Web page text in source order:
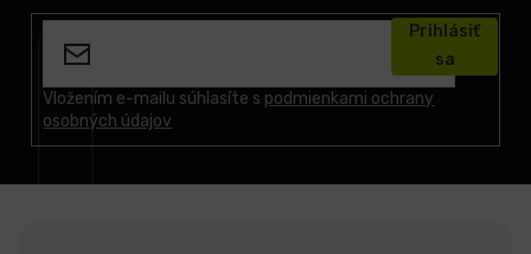
Vložením e-mailu súhlasíte s podmienkami ochrany
osobných údajov
Prihlásiť
sa